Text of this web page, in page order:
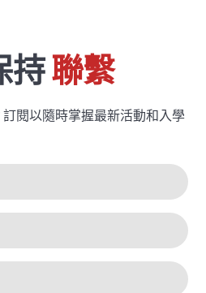
持聯繫
閱以隨時掌握最新活動和入學